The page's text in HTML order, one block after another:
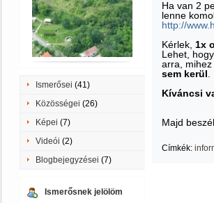
Ismerősei (41)
Közösségei (26)
Képei (7)
Videói (2)
Blogbejegyzései (7)
Ismerősnek jelölöm
Ha van 2
lenne
http://
Kérlek, 1x
Lehet,
arra,
sem kerül
Kíváncsi
Majd
Címkék: